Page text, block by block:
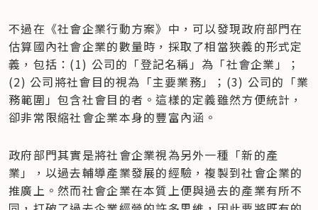
不過在《社會企業行動方案》中，可以發現政府部門在
估算國內社會企業的數量時，採取了相當狹義的形式定
義，包括：(1) 公司的「登記名稱」為「社會企業」；
(2) 公司將社會目的視為「主要業務」；(3) 公司的「業
務範圍」包含社會目的者。這樣的定義雖然方便統計，
卻非常限縮社會企業本身的豐富內涵。
政府部門其實是將社會企業視為另外一種「新的產
業」，以過去輔導產業發展的經驗，複製到社會企業的
推廣上。然而社會企業在本質上便與過去的產業有所不